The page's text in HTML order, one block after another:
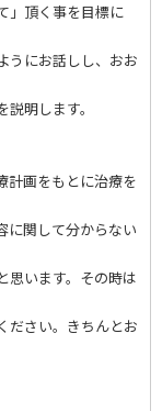
」頂く事を目標に
うにお話しし、おお
明します。
計画をもとに治療を
に関して分からない
思います。その時は
ださい。きちんとお